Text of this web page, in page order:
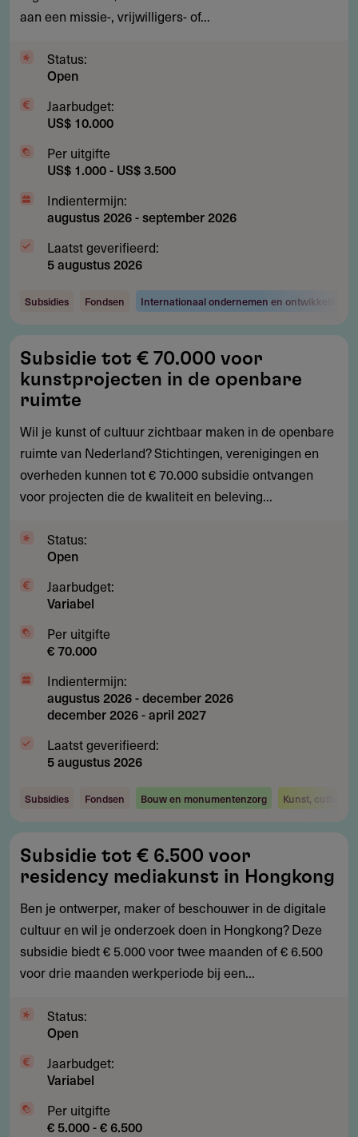
en
aan een missie-, vrijwilligers- of...
Status:
Open
Jaarbudget:
US$ 10.000
Per uitgifte
US$ 1.000 - US$ 3.500
Indientermijn:
augustus 2026-september 2026
Laatst geverifieerd:
5 augustus 2026
Subsidies Fondsen Internationaal ondernemen en
tot
€
70.000
voor
kunstprojecten
in
de
ruimte
Subsidie tot € 70.000 voor
kunstprojecten in de openbare
ruimte
Wil je kunst of cultuur zichtbaar maken in de openbare
ruimte van Nederland? Stichtingen, verenigingen en
overheden kunnen tot € 70.000 subsidie ontvangen
voor projecten die de kwaliteit en beleving...
Status:
Open
Jaarbudget:
Variabel
Per uitgifte
€ 70.000
Indientermijn:
augustus 2026-december 2026
december 2026-april 2027
Laatst geverifieerd:
5 augustus 2026
Subsidies Fondsen Bouw en monumentenzorg Kunst, cultuur
tot
€
6.500
voor
residency
mediakunst
Hongkong
Subsidie tot € 6.500 voor
residency mediakunst in Hongkong
Ben je ontwerper, maker of beschouwer in de digitale
cultuur en wil je onderzoek doen in Hongkong? Deze
subsidie biedt € 5.000 voor twee maanden of € 6.500
voor drie maanden werkperiode bij een...
Status:
Open
Jaarbudget:
Variabel
Per uitgifte
€ 5.000 - € 6.500